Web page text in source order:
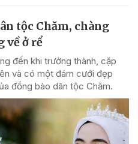
tộc Chăm, chàng
về ở rể
đến khi trưởng thành, cặp
và có một đám cưới đẹp
đồng bào dân tộc Chăm.